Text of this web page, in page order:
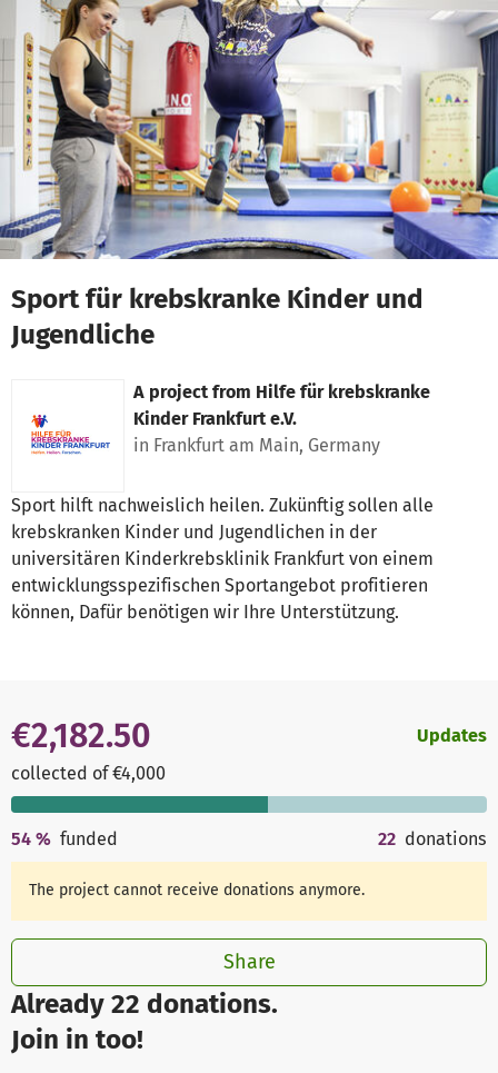
Skip to main content
Show accessibility statement
Sport für krebskranke Kinder und
Jugendliche
A project from Hilfe für krebskranke
Kinder Frankfurt e.V.
in Frankfurt am Main, Germany
Sport hilft nachweislich heilen. Zukünftig sollen alle
krebskranken Kinder und Jugendlichen in der
universitären Kinderkrebsklinik Frankfurt von einem
entwicklungsspezifischen Sportangebot profitieren
können, Dafür benötigen wir Ihre Unterstützung.
Already 22 donations.
Join in too!
€2,182.50
collected of €4,000
Updates
54 % funded 22 donations
The project cannot receive donations anymore.
Share